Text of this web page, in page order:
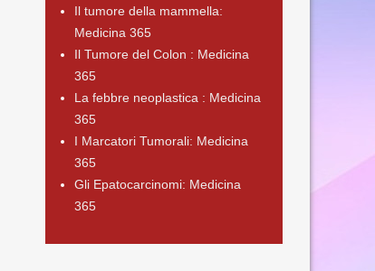
Il tumore della mammella:
Medicina 365
Il Tumore del Colon : Medicina
365
La febbre neoplastica : Medicina
365
I Marcatori Tumorali: Medicina
365
Gli Epatocarcinomi: Medicina
365